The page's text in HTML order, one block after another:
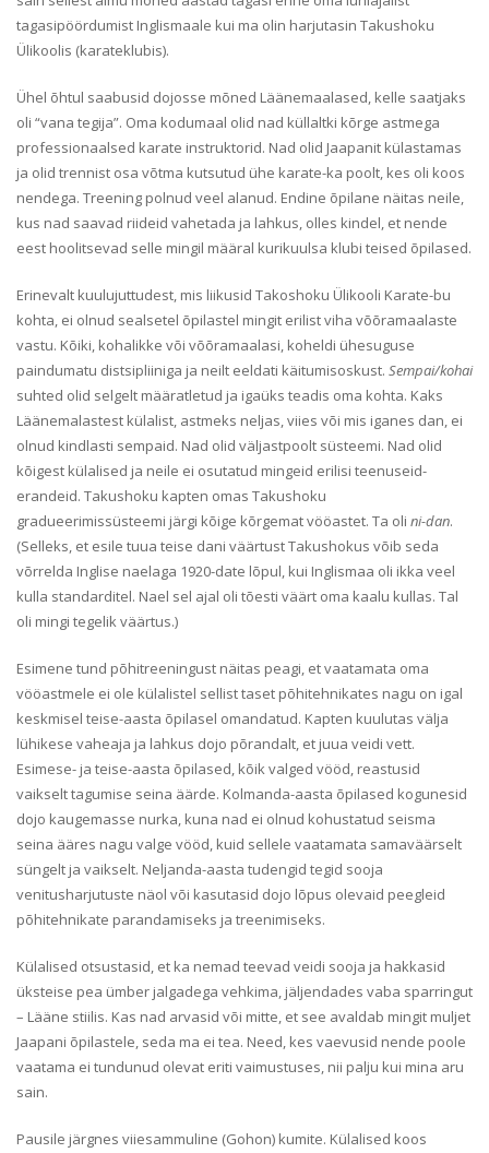
tagasipöördumist Inglismaale kui ma olin harjutasin Takushoku
Ülikoolis (karateklubis).
Ühel õhtul saabusid dojosse mõned Läänemaalased, kelle saatjaks
oli “vana tegija”. Oma kodumaal olid nad küllaltki kõrge astmega
professionaalsed karate instruktorid. Nad olid Jaapanit külastamas
ja olid trennist osa võtma kutsutud ühe karate-ka poolt, kes oli koos
nendega. Treening polnud veel alanud. Endine õpilane näitas neile,
kus nad saavad riideid vahetada ja lahkus, olles kindel, et nende
eest hoolitsevad selle mingil määral kurikuulsa klubi teised õpilased.
Erinevalt kuulujuttudest, mis liikusid Takoshoku Ülikooli Karate-bu
kohta, ei olnud sealsetel õpilastel mingit erilist viha võõramaalaste
vastu. Kõiki, kohalikke või võõramaalasi, koheldi ühesuguse
paindumatu distsipliiniga ja neilt eeldati käitumisoskust. Sempai/kohai
suhted olid selgelt määratletud ja igaüks teadis oma kohta. Kaks
Läänemalastest külalist, astmeks neljas, viies või mis iganes dan, ei
olnud kindlasti sempaid. Nad olid väljastpoolt süsteemi. Nad olid
kõigest külalised ja neile ei osutatud mingeid erilisi teenuseid-
erandeid. Takushoku kapten omas Takushoku
gradueerimissüsteemi järgi kõige kõrgemat vööastet. Ta oli ni-dan.
(Selleks, et esile tuua teise dani väärtust Takushokus võib seda
võrrelda Inglise naelaga 1920-date lõpul, kui Inglismaa oli ikka veel
kulla standarditel. Nael sel ajal oli tõesti väärt oma kaalu kullas. Tal
oli mingi tegelik väärtus.)
Esimene tund põhitreeningust näitas peagi, et vaatamata oma
vööastmele ei ole külalistel sellist taset põhitehnikates nagu on igal
keskmisel teise-aasta õpilasel omandatud. Kapten kuulutas välja
lühikese vaheaja ja lahkus dojo põrandalt, et juua veidi vett.
Esimese- ja teise-aasta õpilased, kõik valged vööd, reastusid
vaikselt tagumise seina äärde. Kolmanda-aasta õpilased kogunesid
dojo kaugemasse nurka, kuna nad ei olnud kohustatud seisma
seina ääres nagu valge vööd, kuid sellele vaatamata samaväärselt
süngelt ja vaikselt. Neljanda-aasta tudengid tegid sooja
venitusharjutuste näol või kasutasid dojo lõpus olevaid peegleid
põhitehnikate parandamiseks ja treenimiseks.
Külalised otsustasid, et ka nemad teevad veidi sooja ja hakkasid
üksteise pea ümber jalgadega vehkima, jäljendades vaba sparringut
– Lääne stiilis. Kas nad arvasid või mitte, et see avaldab mingit muljet
Jaapani õpilastele, seda ma ei tea. Need, kes vaevusid nende poole
vaatama ei tundunud olevat eriti vaimustuses, nii palju kui mina aru
sain.
Pausile järgnes viiesammuline (Gohon) kumite. Külalised koos